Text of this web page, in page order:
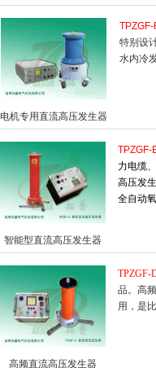
电机专用直流高压发生器
T
特别设
水内冷
智能型直流高压发生器
TPZGF-
力电缆
高压发
全自动
高频直流高压发生器
TPZGF-
品。高
用，是